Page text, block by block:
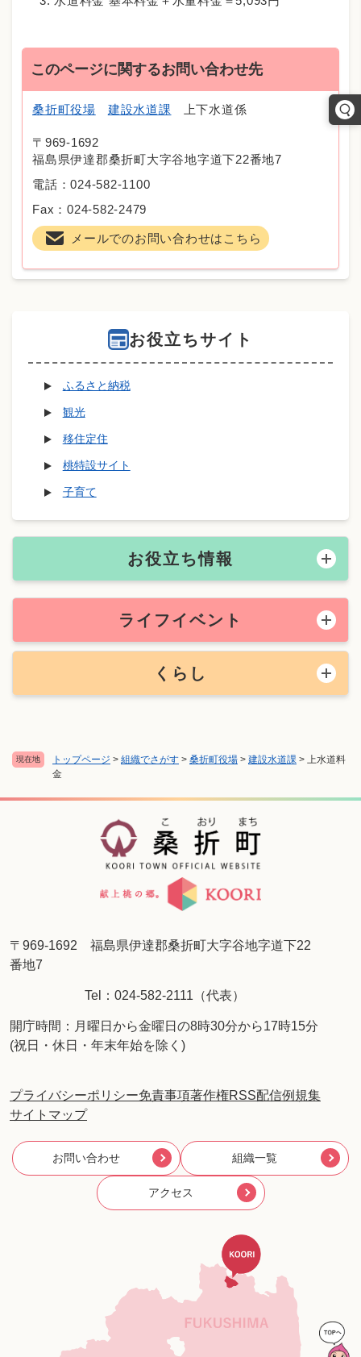
現在地 トップページ > 組織でさがす > 桑折町役場 > 建設水道課 > 上水道料
金
このページに関するお問い合わせ先
桑折町役場 建設水道課 上下水道係
〒969-1692
福島県伊達郡桑折町大字谷地字道下22番地7
電話：024-582-1100
Fax：024-582-2479
メールでのお問い合わせはこちら
お役立ちサイト
ふるさと納税
観光
移住定住
桃特設サイト
子育て
お役立ち情報
ライフイベント
くらし
〒969-1692 福島県伊達郡桑折町大字谷地字道下22
番地7
Tel：024-582-2111（代表）
開庁時間：月曜日から金曜日の8時30分から17時15分
(祝日・休日・年末年始を除く)
プライバシーポリシー免責事項著作権RSS配信例規集
サイトマップ
お問い合わせ 組織一覧
アクセス